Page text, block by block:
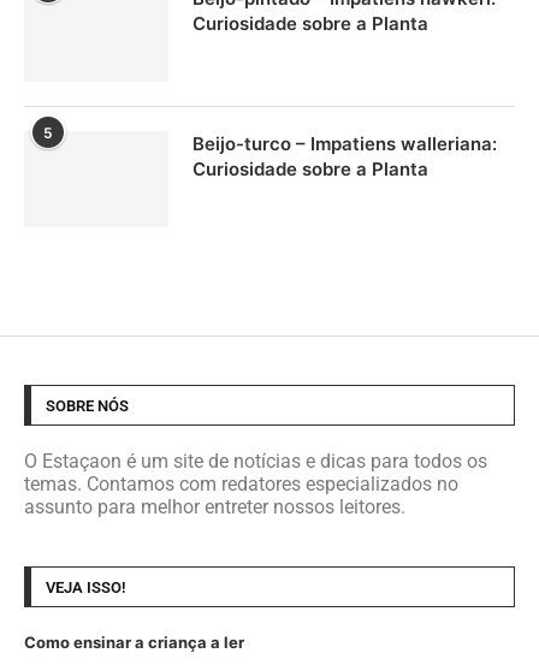
Curiosidade sobre a Planta
5
Beijo-turco – Impatiens walleriana:
Curiosidade sobre a Planta
SOBRE NÓS
O Estaçaon é um site de notícias e dicas para todos os
temas. Contamos com redatores especializados no
assunto para melhor entreter nossos leitores.
VEJA ISSO!
Como ensinar a criança a ler